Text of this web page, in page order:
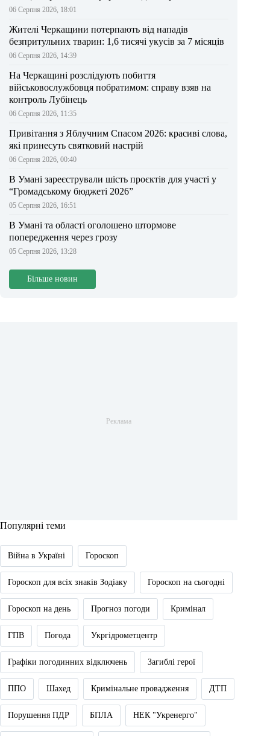
06 Серпня 2026, 18:01
Жителі Черкащини потерпають від нападів
безпритульних тварин: 1,6 тисячі укусів за 7 місяців
06 Серпня 2026, 14:39
На Черкащині розслідують побиття
військовослужбовця побратимом: справу взяв на
контроль Лубінець
06 Серпня 2026, 11:35
Привітання з Яблучним Спасом 2026: красиві слова,
які принесуть святковий настрій
06 Серпня 2026, 00:40
В Умані зареєстрували шість проєктів для участі у
“Громадському бюджеті 2026”
05 Серпня 2026, 16:51
В Умані та області оголошено штормове
попередження через грозу
05 Серпня 2026, 13:28
Більше новин
Популярні теми
Війна в Україні Гороскоп
Гороскоп для всіх знаків Зодіаку Гороскоп на сьогодні
Гороскоп на день Прогноз погоди Кримінал
ГПВ Погода Укргідрометцентр
Графіки погодинних відключень Загиблі герої
ППО Шахед Кримінальне провадження ДТП
Порушення ПДР БПЛА НЕК "Укренерго"